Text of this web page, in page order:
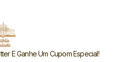
E Ganhe Um Cupom Especial!